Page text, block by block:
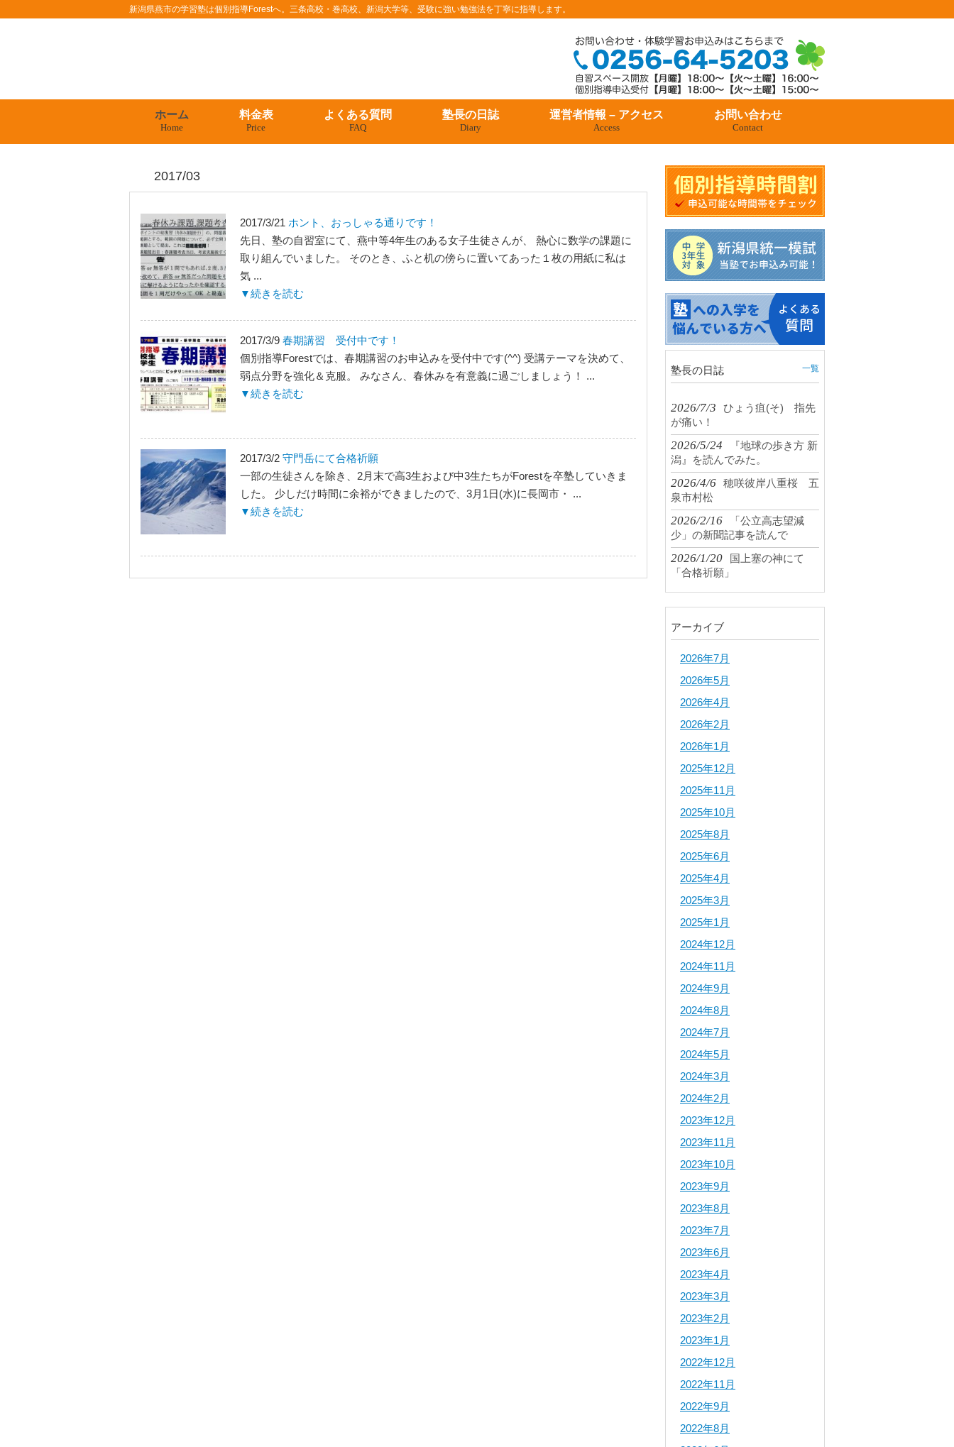
新潟県燕市の学習塾は個別指導Forestへ。三条高校・巻高校、新潟大学等、受験に強い勉強法を丁寧に指導します。
ホーム
Home
料金表
Price
よくある質問
FAQ
塾長の日誌
Diary
運営者情報 – アクセス
Access
お問い合わせ
Contact
2017/03
2017/3/21 ホント、おっしゃる通りです！
先日、塾の自習室にて、燕中等4年生のある女子生徒さんが、 熱心に数学の課題に
取り組んでいました。 そのとき、ふと机の傍らに置いてあった１枚の用紙に私は
気 ...
▼続きを読む
2017/3/9 春期講習 受付中です！
個別指導Forestでは、春期講習のお申込みを受付中です(^^) 受講テーマを決めて、
弱点分野を強化＆克服。 みなさん、春休みを有意義に過ごしましょう！ ...
▼続きを読む
2017/3/2 守門岳にて合格祈願
一部の生徒さんを除き、2月末で高3生および中3生たちがForestを卒塾していきま
した。 少しだけ時間に余裕ができましたので、3月1日(水)に長岡市・ ...
▼続きを読む
塾長の日誌 一覧
2026/7/3
ひょう疽(そ) 指先
が痛い！
2026/5/24
『地球の歩き方 新
潟』を読んでみた。
2026/4/6
穂咲彼岸八重桜 五
泉市村松
2026/2/16
「公立高志望減
少」の新聞記事を読んで
2026/1/20
国上塞の神にて
「合格祈願」
アーカイブ
2026年7月
2026年5月
2026年4月
2026年2月
2026年1月
2025年12月
2025年11月
2025年10月
2025年8月
2025年6月
2025年4月
2025年3月
2025年1月
2024年12月
2024年11月
2024年9月
2024年8月
2024年7月
2024年5月
2024年3月
2024年2月
2023年12月
2023年11月
2023年10月
2023年9月
2023年8月
2023年7月
2023年6月
2023年4月
2023年3月
2023年2月
2023年1月
2022年12月
2022年11月
2022年9月
2022年8月